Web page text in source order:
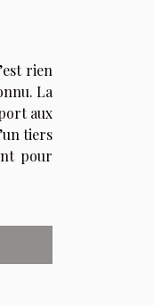
rien
La
aux
tiers
pour